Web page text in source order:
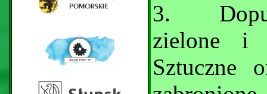
3.
zielone i
Sztuczne